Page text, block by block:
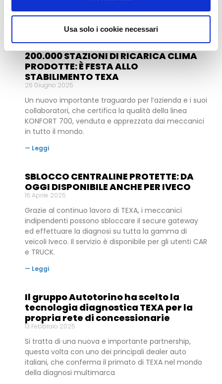
Usa solo i cookie necessari
marchio sudcoreano.
200.000 STAZIONI DI RICARICA CLIMA
PRODOTTE: È FESTA ALLO
STABILIMENTO TEXA
26 Giugno 2025
Un nuovo importante traguardo per l’azienda e i suoi
collaboratori, che certifica la qualità della linea
KONFORT 700, venduta e apprezzata dai meccanici
in tutto il mondo.
— Leggi
SBLOCCO CENTRALINE PROTETTE: DA
OGGI DISPONIBILE ANCHE PER IVECO
16 Aprile 2025
Grazie al continuo lavoro di TEXA, i meccanici
indipendenti possono sbloccare il secure gateway
ed effettuare la diagnosi su tutta la gamma di
veicoli Iveco. Il servizio è disponibile per gli utenti CAR
e TRUCK.
— Leggi
Il gruppo Autotorino ha scelto la
tecnologia diagnostica TEXA per la
propria rete di concessionarie
13 Febbraio 2025
Si tratta di una nuova e importante partnership,
questa volta con uno dei principali dealer auto
italiani, che conferma il primato di TEXA nel mondo
della diagnosi multimarca